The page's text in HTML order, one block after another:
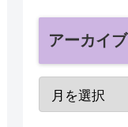
アーカイブ